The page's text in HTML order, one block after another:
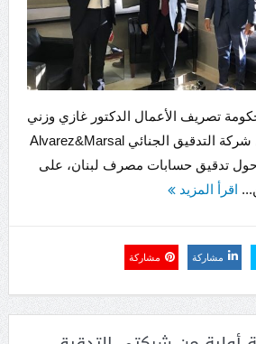
تصريف الأعمال الدكتور غازي وزني
اجتماعا مع فريق عمل شركة التدقيق الجنائي Alvarez&Marsal
حول تدقيق حسابات مصرف لبنان، على
اقرأ المزيد
مشاركة مشاركة